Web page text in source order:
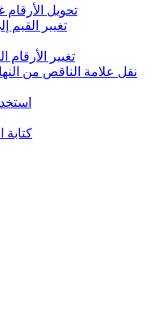
تحويل
تغيير القيم
تغيير
نقل علامة الناقص من
كتابة